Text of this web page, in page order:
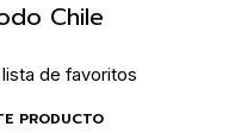
Chile
de favoritos
PRODUCTO